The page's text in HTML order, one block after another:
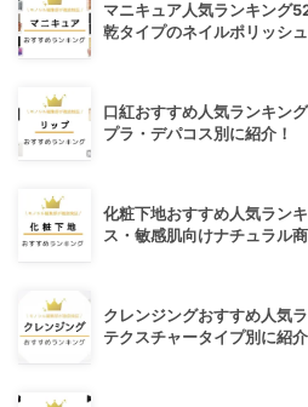
マニキュア人気ランキング
乾タイプのネイルポリッシュ
口紅おすすめ人気ランキン
プラ・デパコス別に紹介！
化粧下地おすすめ人気ラン
ス・敏感肌向けナチュラル
クレンジングおすすめ人気
テクスチャータイプ別に紹介